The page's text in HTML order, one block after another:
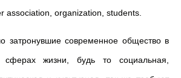
association, organization, students.
затронувшие современное общество в
жизни, будь то социальная,